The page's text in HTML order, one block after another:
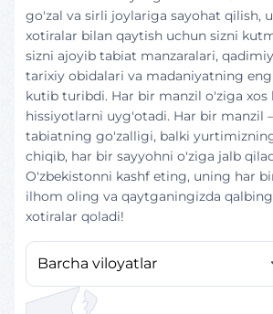
go'zal va sirli joylariga sayohat qilish,
xotiralar bilan qaytish uchun sizni
sizni ajoyib tabiat manzaralari,
tarixiy obidalari va madaniyatning
kutib turibdi. Har bir manzil o'ziga xos
hissiyotlarni uyg'otadi. Har bir manzil
tabiatning go'zalligi, balki
chiqib, har bir sayyohni o'ziga jalb
O'zbekistonni kashf eting, uning har
ilhom oling va qaytganingizda
xotiralar qoladi!